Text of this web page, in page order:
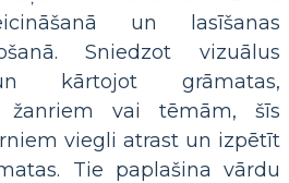
un lasīšanas
Sniedzot vizuālus
kārtojot grāmatas,
žanriem vai tēmām, šīs
viegli atrast un izpētīt
Tie paplašina vārdu